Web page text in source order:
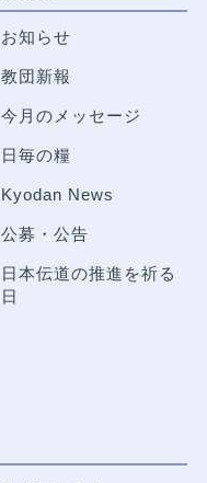
お知らせ
教団新報
今月のメッセージ
日毎の糧
Kyodan News
公募・公告
日本伝道の推進を祈る
日